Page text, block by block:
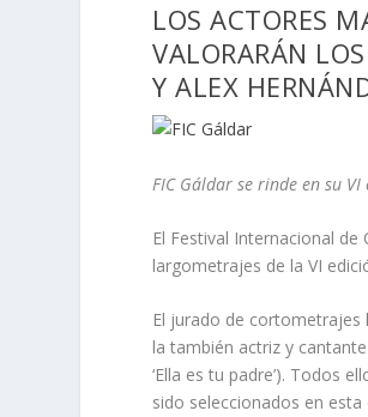
LOS ACTORES
VALORARÁN
Y ALEX
FIC Gáldar se rinde en su
El Festival Internacional
largometrajes de la VI
El jurado de
la también actriz y cantante
‘Ella es tu padre’). Todos
sido seleccionados en